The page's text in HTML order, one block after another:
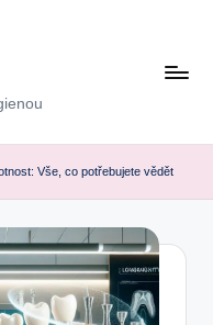
Vše, co potřebujete vědět